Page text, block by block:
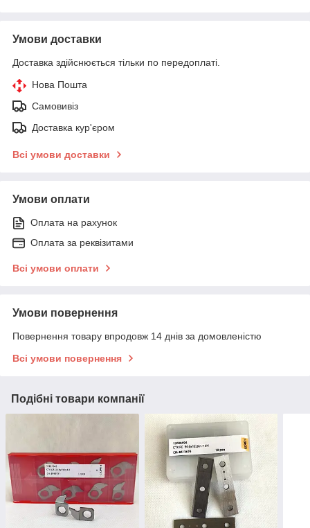
Умови доставки
Доставка здійснюється тільки по передоплаті.
Нова Пошта
Самовивіз
Доставка кур'єром
Всі умови доставки
Умови оплати
Оплата на рахунок
Оплата за реквізитами
Всі умови оплати
Умови повернення
Повернення товару впродовж 14 днів за домовленістю
Всі умови повернення
Подібні товари компанії